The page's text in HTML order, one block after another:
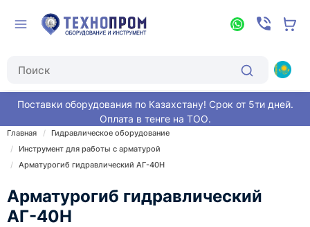
Поставки оборудования по Казахстану! Срок от 5ти дней.
Оплата в тенге на ТОО.
Главная
Гидравлическое оборудование
Инструмент для работы с арматурой
Арматурогиб гидравлический АГ-40Н
Арматурогиб гидравлический
АГ-40Н